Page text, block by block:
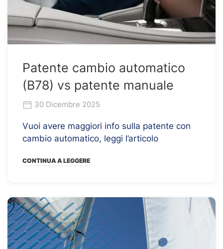
Patente cambio automatico
(B78) vs patente manuale
30 Dicembre 2025
Vuoi avere maggiori info sulla patente con
cambio automatico, leggi l’articolo
CONTINUA A LEGGERE